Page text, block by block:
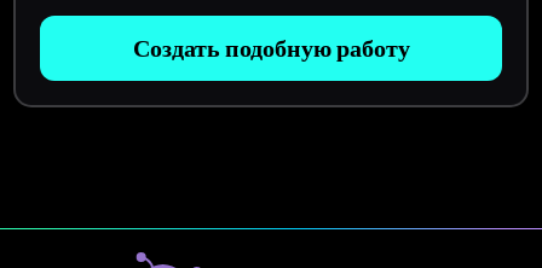
Создать подобную работу